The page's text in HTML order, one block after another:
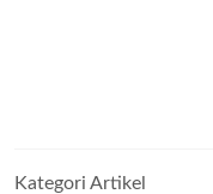
Kategori Artikel